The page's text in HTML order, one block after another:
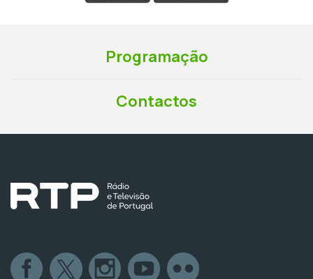
Programação
Contactos